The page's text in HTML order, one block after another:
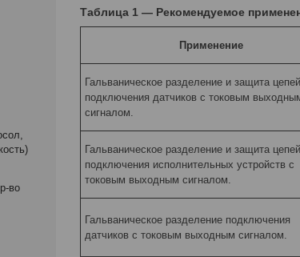
Таблица 1 — Рекомендуемое
Применение
Гальваническое разделение и защита цепей
подключения датчиков с токовым
сигналом.
Гальваническое разделение и защита цепей
подключения исполнительных устройств с
токовым выходным сигналом.
Гальваническое разделение подключения
датчиков с токовым выходным сигналом.
во